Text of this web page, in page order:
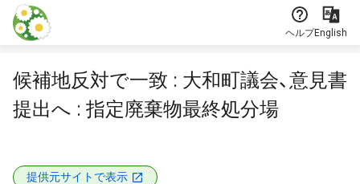
本文に飛ぶ
ヘルプEnglish
候補地反対で一致 : 大和町議会、意見書
提出へ : 指定廃棄物最終処分場
提供元サイトで表示